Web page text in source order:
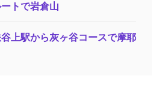
トで岩倉山
上駅から灰ヶ谷コースで摩耶